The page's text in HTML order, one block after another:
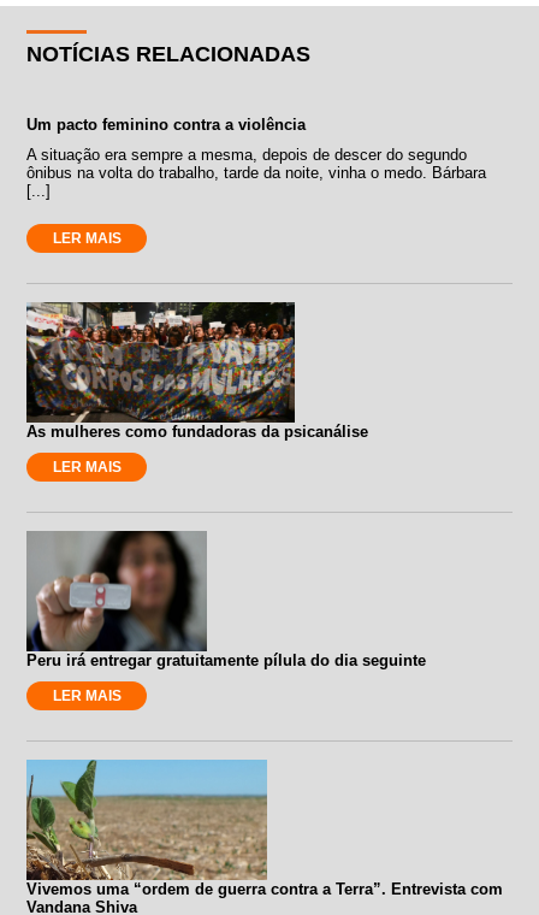
NOTÍCIAS RELACIONADAS
Um pacto feminino contra a violência
A situação era sempre a mesma, depois de descer do segundo
ônibus na volta do trabalho, tarde da noite, vinha o medo. Bárbara
[...]
LER MAIS
As mulheres como fundadoras da psicanálise
LER MAIS
Peru irá entregar gratuitamente pílula do dia seguinte
LER MAIS
Vivemos uma “ordem de guerra contra a Terra”. Entrevista com
Vandana Shiva